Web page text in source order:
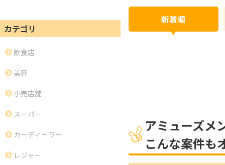
カテゴリ
飲食店
美容
小売店舗
スーパー
カーディーラー
レジャー
新着順
アミューズメ
こんな案件も